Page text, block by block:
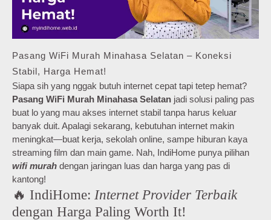
Pasang WiFi Murah Minahasa Selatan – Koneksi
Stabil, Harga Hemat!
Siapa sih yang nggak butuh internet cepat tapi tetep hemat?
Pasang WiFi Murah Minahasa Selatan jadi solusi paling pas
buat lo yang mau akses internet stabil tanpa harus keluar
banyak duit. Apalagi sekarang, kebutuhan internet makin
meningkat—buat kerja, sekolah online, sampe hiburan kaya
streaming film dan main game. Nah, IndiHome punya pilihan
wifi murah dengan jaringan luas dan harga yang pas di
kantong!
🔥 IndiHome: Internet Provider Terbaik
dengan Harga Paling Worth It!